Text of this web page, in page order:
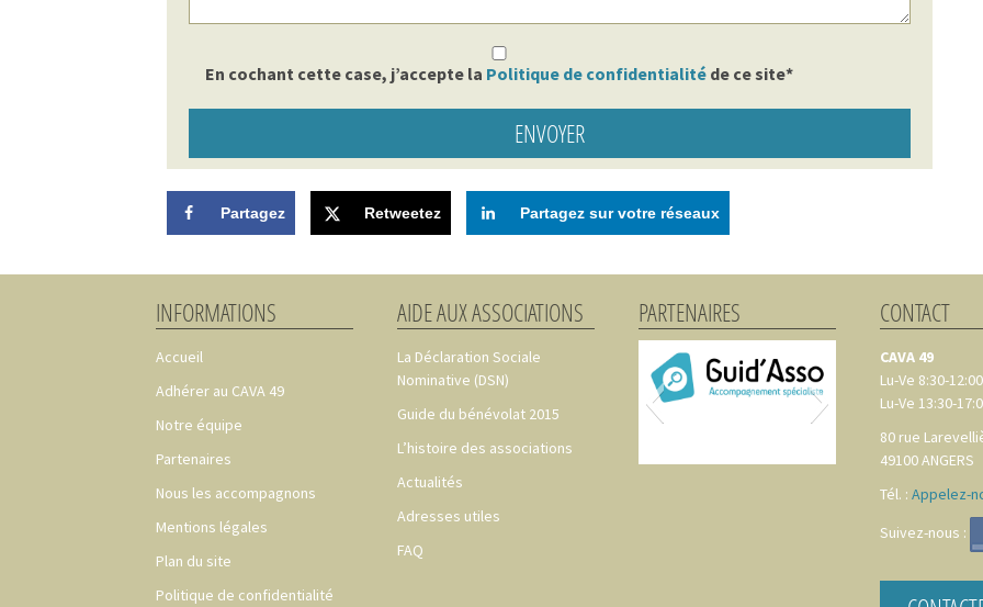
En cochant cette case, j’accepte la Politique de confidentialité de ce site*
Partagez Retweetez Partagez sur votre réseaux
INFORMATIONS
Accueil
Adhérer au CAVA 49
Notre équipe
Partenaires
Nous les accompagnons
Mentions légales
Plan du site
Politique de confidentialité
AIDE AUX ASSOCIATIONS
La Déclaration Sociale
Nominative (DSN)
Guide du bénévolat 2015
L’histoire des associations
Actualités
Adresses utiles
FAQ
PARTENAIRES CONTACT
CAVA 49
Lu-Ve 8:30-12:00
Lu-Ve 13:30-
80 rue
49100ANGERS
Tél. : Appelez-
Suivez-nous :